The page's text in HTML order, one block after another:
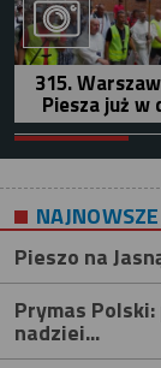
315.
Piesza już
NAJNOWSZE
Pieszo na
Prymas
nadziei...